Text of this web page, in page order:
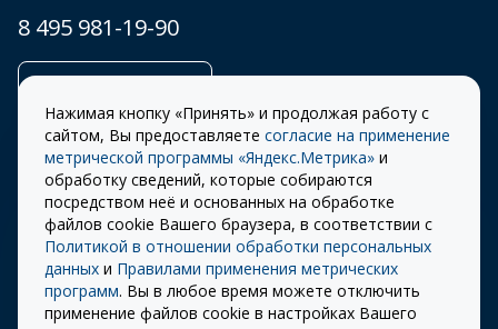
8 495 981-19-90
© 2026 «СТОУН-XXI»
Разработка сайта –
ITECH
Правила
использования cookie
Правила пользования
сайтом
Политика
Нажимая кнопку «Принять» и продолжая работу с
сайтом, Вы предоставляете согласие на применение
метрической программы «Яндекс.Метрика» и
обработку сведений, которые собираются
посредством неё и основанных на обработке
файлов cookie Вашего браузера, в соответствии с
Политикой в отношении обработки персональных
данных и Правилами применения метрических
программ. Вы в любое время можете отключить
применение файлов cookie в настройках Вашего